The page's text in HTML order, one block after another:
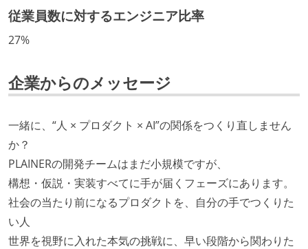
となって行う
プロダクトの開発言語やフレームワークなど主要な構
ていない
コード品質向上のための取り組み
本番にデプロイされるコードには、全てコードレビュ
ーまたはペアプログラミングを実施している
観をメンバー全員が共有しており、日常的に実施して
従業員数に対するエンジニア比率
27%
企業からのメッセージ
一緒に、“人 × プロダクト × AI”の関係をつくり直しません
か？
PLAINERの開発チームはまだ小規模ですが、
構想・仮説・実装すべてに手が届くフェーズにあります。
社会の当たり前になるプロダクトを、自分の手でつくりた
い人
世界を視野に入れた本気の挑戦に、早い段階から関わりた